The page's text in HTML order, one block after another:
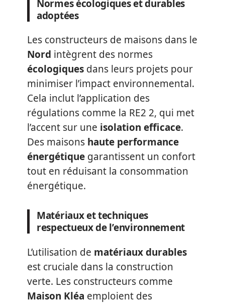
Normes écologiques et durables
adoptées
Les constructeurs de maisons dans le
Nord intègrent des normes
écologiques dans leurs projets pour
minimiser l’impact environnemental.
Cela inclut l’application des
régulations comme la RE2 2, qui met
l’accent sur une isolation efficace.
Des maisons haute performance
énergétique garantissent un confort
tout en réduisant la consommation
énergétique.
Matériaux et techniques
respectueux de l’environnement
L’utilisation de matériaux durables
est cruciale dans la construction
verte. Les constructeurs comme
Maison Kléa emploient des